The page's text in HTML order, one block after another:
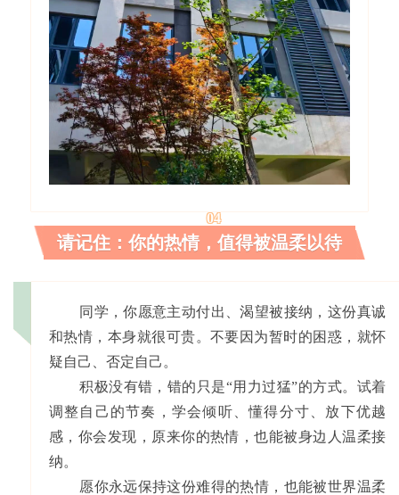
04
请记住：你的热情，值得被温柔以待
同学，你愿意主动付出、渴望被接纳，这份真诚
和热情，本身就很可贵。不要因为暂时的困惑，就怀
疑自己、否定自己。
积极没有错，错的只是“用力过猛”的方式。试着
调整自己的节奏，学会倾听、懂得分寸、放下优越
感，你会发现，原来你的热情，也能被身边人温柔接
纳。
愿你永远保持这份难得的热情，也能被世界温柔